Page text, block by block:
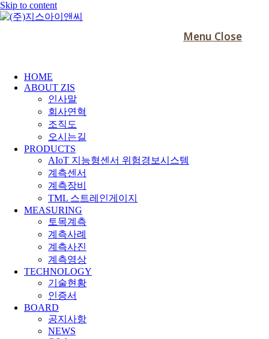
Skip to content
Menu Close
HOME
ABOUT ZIS
인사말
회사연혁
조직도
오시는길
PRODUCTS
AIoT 지능형센서 위험경보시스템
계측센서
계측장비
TML 스트레인게이지
MEASURING
토목계측
계측사례
계측사진
계측영상
TECHNOLOGY
기술현황
인증서
BOARD
공지사항
NEWS